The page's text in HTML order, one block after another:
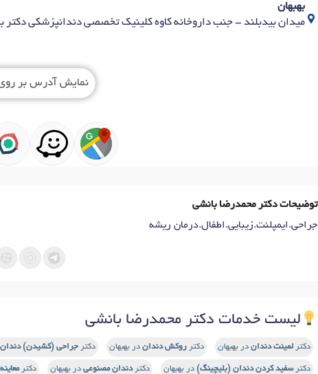
بهبهان
میدان بیدبلند - جنب داروخانه کاوه کلینیک تخصصی دندانپزشکی دکتر
نمایش آدرس بر
توضیحات دکتر محمدرضا بانشی
جراحی.ایمپلنت.زیبایی.اطفال.درمان ریشه
لیست خدمات دکتر محمدرضا بانشی
دکتر لمینت دندان در بهبهان دکتر روکش دندان در بهبهان دکتر جراحی (کشیدن)
دکترسفید کردن دندان (بلیچینگ) در بهبهان دکتردندان مصنوعی در بهبهان دکتر